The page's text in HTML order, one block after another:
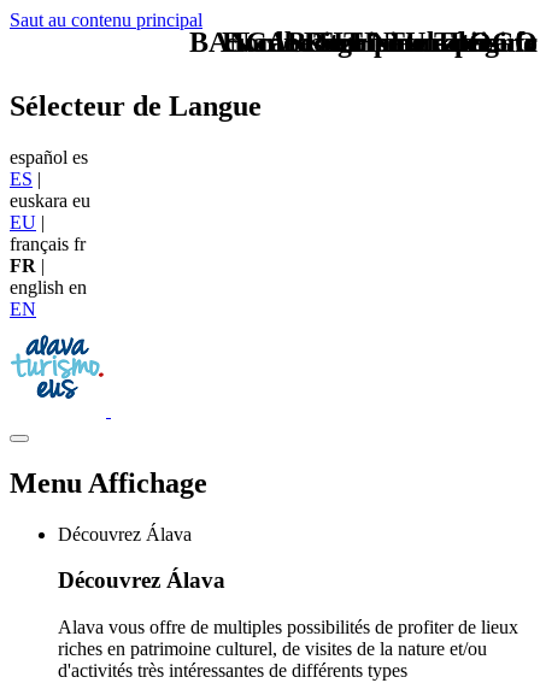
Saut au contenu principal
TU - LOGO
Sélecteur de Langue
español es
ES |
euskara eu
EU |
français fr
FR |
english en
EN
Menu Affichage
Découvrez Álava
Découvrez Álava
Alava vous offre de multiples possibilités de profiter de lieux
riches en patrimoine culturel, de visites de la nature et/ou
d'activités très intéressantes de différents types
BAN cabecera naturaleza fr
CAB TIT Naturaleza fr
cuadros turismo activo fr
Home Logo pie de página
Pie Home Turismo